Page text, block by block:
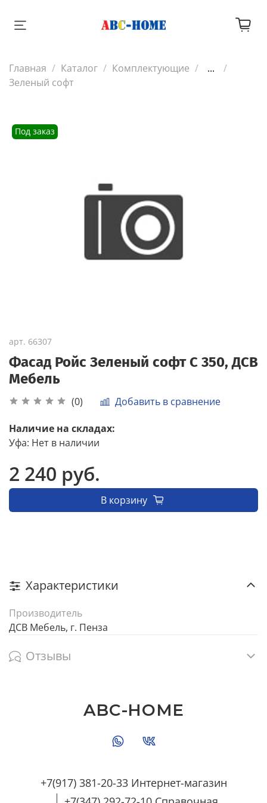
Главная Каталог Комплектующие
...
Зеленый софт
Под заказ
арт. 66307
Фасад Ройс Зеленый софт С 350, ДСВ
Мебель
(0) Добавить в сравнение
Наличие на складах:
Уфа: Нет в наличии
2 240 руб.
В корзину
Характеристики
Производитель
ДСВ Мебель, г. Пенза
Отзывы
+7(917) 381-20-33 Интернет-магазин
ABC-HOME